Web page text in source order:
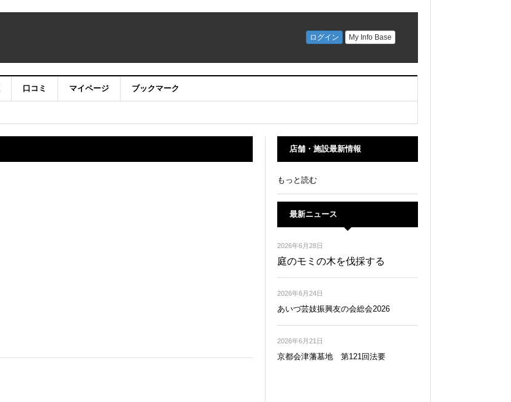
口コミ マイページ ブックマーク
店舗・施設最新情報
もっと読む
最新ニュース
2026年6月28日
庭のモミの木を伐採する
2026年6月24日
あいづ芸妓振興友の会総会2026
2026年6月21日
京都会津藩墓地 第121回法要